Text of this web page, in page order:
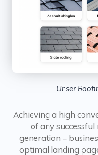
Unser
Achieving a high
of any
generation –
optimal landing